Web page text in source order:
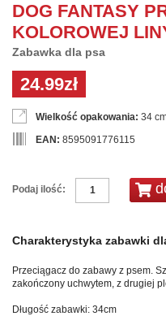
DOG FANTASY
KOLOROWEJ
Zabawka dla psa
24.99zł
Wielkość opakowania: 34
EAN: 8595091776115
Podaj ilość:
Charakterystyka zabawki
Przeciągacz do zabawy z psem.
zakończony uchwytem, z drugiej
Długość zabawki: 34cm